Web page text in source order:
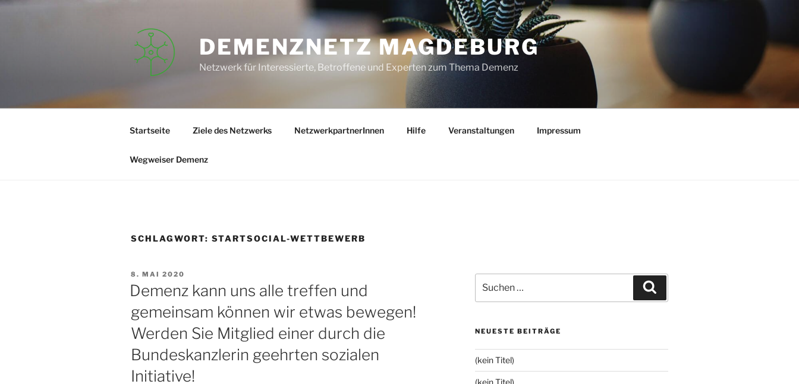
Zum
DEMENZNETZ MAGDEBURG
Netzwerk für Interessierte, Betroffene und Experten zum Thema Demenz
Startseite Ziele des Netzwerks NetzwerkpartnerInnen Hilfe Veranstaltungen Impressum
Wegweiser Demenz
SCHLAGWORT: STARTSOCIAL-WETTBEWERB
VERÖFFENTLICHT
AM
8. MAI 2020
Demenz kann uns alle treffen und
gemeinsam können wir etwas bewegen!
Werden Sie Mitglied einer durch die
Bundeskanzlerin geehrten sozialen
Initiative!
nach:
NEUESTE BEITRÄGE
(kein Titel)
(kein Titel)